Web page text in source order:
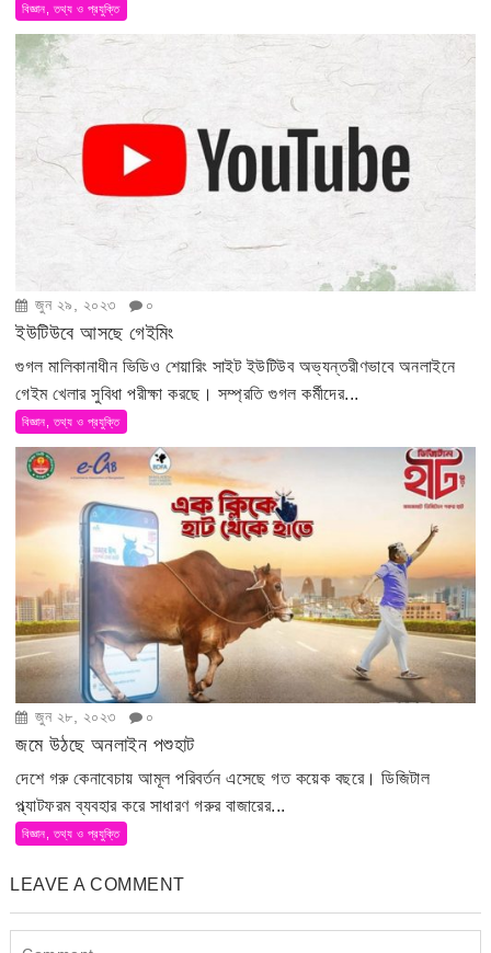
বিজ্ঞান, তথ্য ও প্রযুক্তি
জুন ২৯, ২০২৩ ০
ইউটিউবে আসছে গেইমিং
গুগল মালিকানাধীন ভিডিও শেয়ারিং সাইট ইউটিউব অভ্যন্তরীণভাবে অনলাইনে
গেইম খেলার সুবিধা পরীক্ষা করছে। সম্প্রতি গুগল কর্মীদের...
বিজ্ঞান, তথ্য ও প্রযুক্তি
জুন ২৮, ২০২৩ ০
জমে উঠছে অনলাইন পশুহাট
দেশে গরু কেনাবেচায় আমূল পরিবর্তন এসেছে গত কয়েক বছরে। ডিজিটাল
প্ল্যাটফরম ব্যবহার করে সাধারণ গরুর বাজারের...
বিজ্ঞান, তথ্য ও প্রযুক্তি
LEAVE A COMMENT